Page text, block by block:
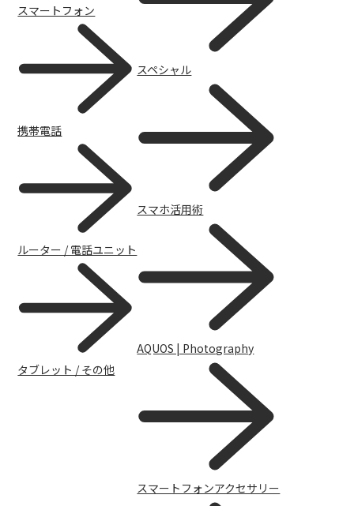
スマートフォンアクセサリー
スマートフォン
携帯電話
ルーター / 電話ユニット
タブレット / その他
スペシャル
スマホ活用術
AQUOS | Photography
スマートフォンアクセサリー